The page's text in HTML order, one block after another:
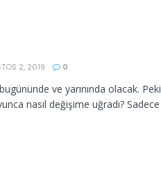
2, 2019 0
ve yarınında olacak. Peki
nasıl değişime uğradı? Sadece